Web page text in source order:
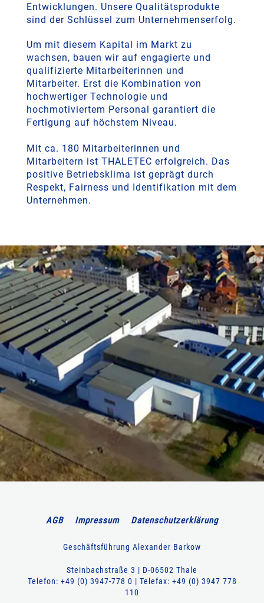
Entwicklungen. Unsere Qualitätsprodukte
sind der Schlüssel zum Unternehmenserfolg.
Um mit diesem Kapital im Markt zu
wachsen, bauen wir auf engagierte und
qualifizierte Mitarbeiterinnen und
Mitarbeiter. Erst die Kombination von
hochwertiger Technologie und
hochmotiviertem Personal garantiert die
Fertigung auf höchstem Niveau.
Mit ca. 180 Mitarbeiterinnen und
Mitarbeitern ist THALETEC erfolgreich. Das
positive Betriebsklima ist geprägt durch
Respekt, Fairness und Identifikation mit dem
Unternehmen.
AGB Impressum Datenschutzerklärung
Geschäftsführung Alexander Barkow
Steinbachstraße 3 | D-06502 Thale
Telefon: +49 (0) 3947-778 0 | Telefax: +49 (0) 3947 778
110